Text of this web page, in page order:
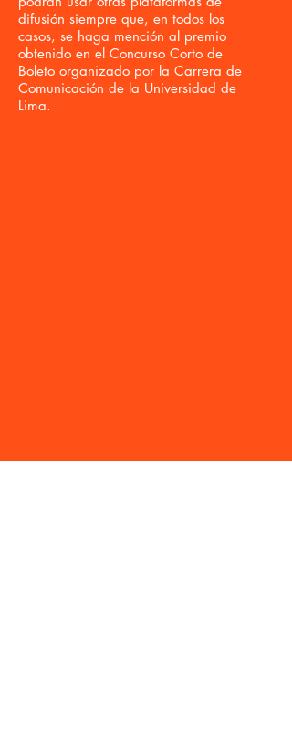
difusión siempre que, en todos los
casos, se haga mención al premio
obtenido en el Concurso Corto de
Boleto organizado por la Carrera de
Comunicación de la Universidad de
Lima.